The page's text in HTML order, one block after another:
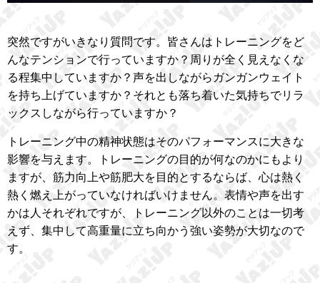
突然ですがいきなり質問です。皆さんはトレーニングをど
んなテンションで行っていますか？周りが全く見えなくな
る程集中していますか？声を出しながらガンガンウェイト
を持ち上げていますか？それとも落ち着いた気持ちでリラ
ックスしながら行っていますか？
トレーニング中の精神状態はそのパフォーマンスに大きな
影響を与えます。トレーニングの目的が何なのかにもより
ますが、筋力向上や筋肥大を目的とするならば、心は熱く
熱く燃え上がっていなければいけません。表情や声を出す
かは人それぞれですが、トレーニング以外のことは一切考
えず、集中して高重量に立ち向かう強い姿勢が大切なので
す。